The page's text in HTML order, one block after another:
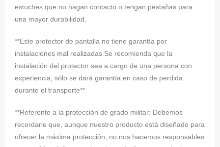
estuches que no hagan contacto o tengan pestañas para
una mayor durabilidad.
**Este protector de pantalla no tiene garantía por
instalaciones mal realizadas Se recomienda que la
instalación del protector sea a cargo de una persona con
experiencia, sólo se dará garantía en caso de perdida
durante el transporte**
**Referente a la protección de grado militar: Debemos
recordarle que, aunque nuestro producto está diseñado para
ofrecer la máxima protección, no nos hacemos responsables